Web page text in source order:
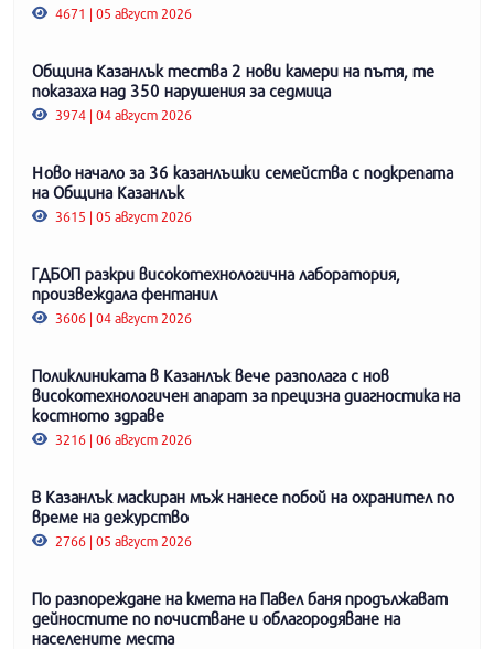
4671 | 05 август 2026
Община Казанлък тества 2 нови камери на пътя, те
показаха над 350 нарушения за седмица
3974 | 04 август 2026
Ново начало за 36 казанлъшки семейства с подкрепата
на Община Казанлък
3615 | 05 август 2026
ГДБОП разкри високотехнологична лаборатория,
произвеждала фентанил
3606 | 04 август 2026
Поликлиниката в Казанлък вече разполага с нов
високотехнологичен апарат за прецизна диагностика на
костното здраве
3216 | 06 август 2026
В Казанлък маскиран мъж нанесе побой на охранител по
време на дежурство
2766 | 05 август 2026
По разпореждане на кмета на Павел баня продължават
дейностите по почистване и облагородяване на
населените места